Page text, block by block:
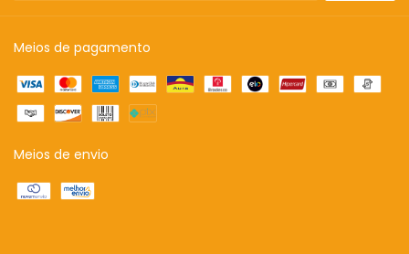
Meios de pagamento
Meios de envio